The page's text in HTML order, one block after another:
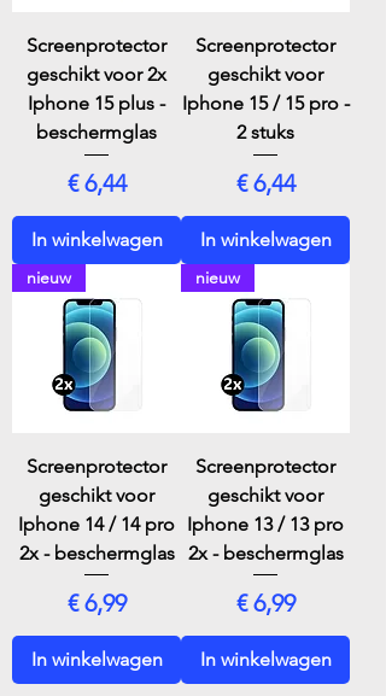
Screenprotector
geschikt voor 2x
Iphone 15 plus -
beschermglas
Prijs
€ 6,44
In winkelwagen
Screenprotector
geschikt voor
Iphone 15 / 15 pro -
2 stuks
Prijs
€ 6,44
In winkelwagen
nieuw
Screenprotector
geschikt voor
Iphone 14 / 14 pro
2x - beschermglas
Prijs
€ 6,99
In winkelwagen
nieuw
Screenprotector
geschikt voor
Iphone 13 / 13 pro
2x - beschermglas
Prijs
€ 6,99
In winkelwagen